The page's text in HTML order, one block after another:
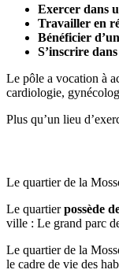
Exercer dans
Travailler en
Bénéficier
S’inscrire
Le pôle a vocation à
cardiologie,
Plus qu’un lieu
Le quartier de la
Le quartierpossède
ville : Le grand parc
Le quartier de la
le cadre de vie des